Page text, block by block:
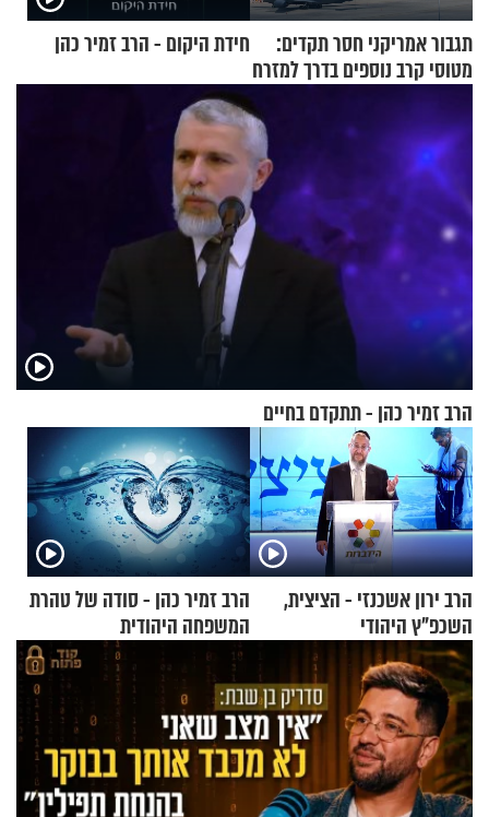
תגבור אמריקני חסר תקדים:
מטוסי קרב נוספים בדרך למזרח
התיכון
חידת היקום - הרב זמיר כהן
הרב זמיר כהן - תתקדם בחיים
הרב ירון אשכנזי - הציצית,
השכפ"ץ היהודי
הרב זמיר כהן - סודה של טהרת
המשפחה היהודית